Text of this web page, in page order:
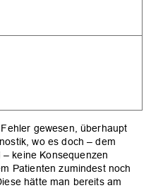
gewesen, überhaupt
wo es doch – dem
keine Konsequenzen
Patienten zumindest noch
hätte man bereits am